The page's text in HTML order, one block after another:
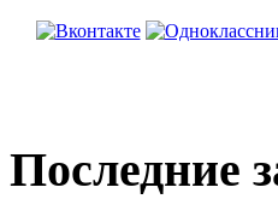
Последние